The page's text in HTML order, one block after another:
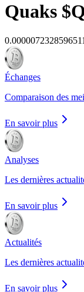
Quaks
Échanges
Comparaison des
En savoir plus
Analyses
Les dernières
En savoir plus
Actualités
Les dernières
En savoir plus